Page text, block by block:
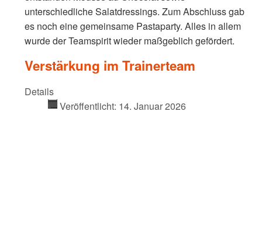
unterschiedliche Salatdressings. Zum Abschluss gab
es noch eine gemeinsame Pastaparty. Alles in allem
wurde der Teamspirit wieder maßgeblich gefördert.
Verstärkung im Trainerteam
Details
Veröffentlicht: 14. Januar 2026